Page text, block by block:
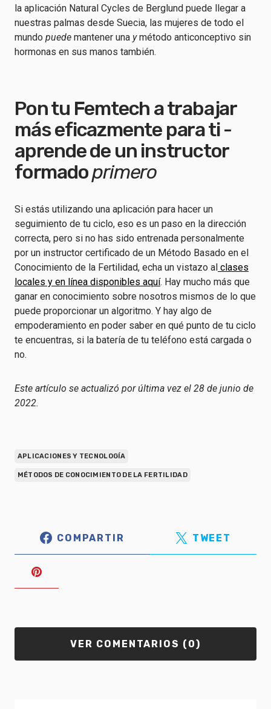
la aplicación Natural Cycles de Berglund puede llegar a
nuestras palmas desde Suecia, las mujeres de todo el
mundo puede mantener una ymétodo anticonceptivo sin
hormonas en sus manos también.
Pon tu Femtech a trabajar
más eficazmente para ti -
aprende de un instructor
formadoprimero
Si estás utilizando una aplicación para hacer un
seguimiento de tu ciclo, eso es un paso en la dirección
correcta, pero si no has sido entrenada personalmente
por un instructor certificado de un Método Basado en el
Conocimiento de la Fertilidad, echa un vistazo al clases
locales y en línea disponibles aquí. Hay mucho más que
ganar en conocimiento sobre nosotros mismos de lo que
puede proporcionar un algoritmo. Y hay algo de
empoderamiento en poder saber en qué punto de tu ciclo
te encuentras, si la batería de tu teléfono está cargada o
no.
Este artículo se actualizó por última vez el 28 de junio de
2022.
APLICACIONES Y TECNOLOGÍA
MÉTODOS DE CONOCIMIENTO DE LA FERTILIDAD
COMPARTIR TWEET
VER COMENTARIOS (0)